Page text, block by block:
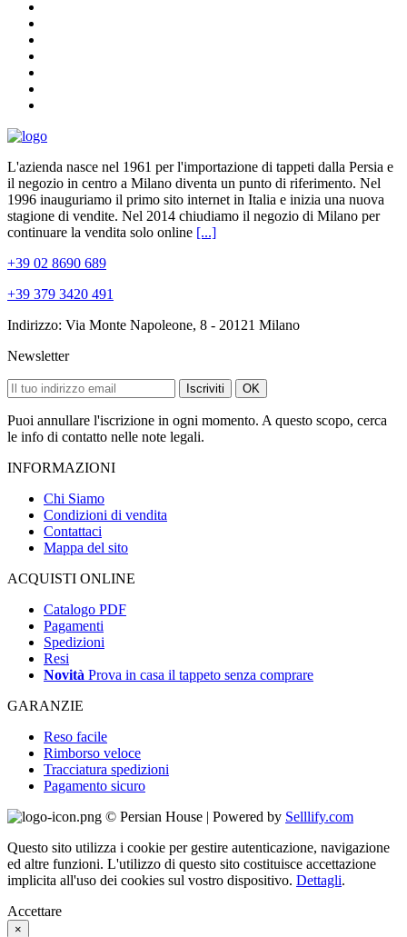
L'azienda nasce nel 1961 per l'importazione di tappeti dalla Persia e
il negozio in centro a Milano diventa un punto di riferimento. Nel
1996 inauguriamo il primo sito internet in Italia e inizia una nuova
stagione di vendite. Nel 2014 chiudiamo il negozio di Milano per
continuare la vendita solo online [...]
+39 02 8690 689
+39 379 3420 491
Indirizzo: Via Monte Napoleone, 8 - 20121 Milano
Newsletter
Iscriviti OK
Puoi annullare l'iscrizione in ogni momento. A questo scopo, cerca
le info di contatto nelle note legali.
INFORMAZIONI
Chi Siamo
Condizioni di vendita
Contattaci
Mappa del sito
ACQUISTI ONLINE
Catalogo PDF
Pagamenti
Spedizioni
Resi
Novità Prova in casa il tappeto senza comprare
GARANZIE
Reso facile
Rimborso veloce
Tracciatura spedizioni
Pagamento sicuro
© Persian House | Powered by Selllify.com
Questo sito utilizza i cookie per gestire autenticazione, navigazione
ed altre funzioni. L'utilizzo di questo sito costituisce accettazione
implicita all'uso dei cookies sul vostro dispositivo. Dettagli.
Accettare
×